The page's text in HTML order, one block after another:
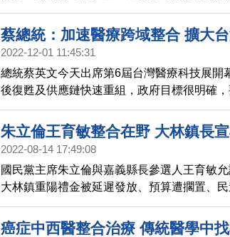
成七，不少市民認為侯友宜應該辭掉市長，
在，不僅國民黨內出現換侯聲音，鴻海創辦人
參選，讓侯友宜選情是雪上加霜。
蔡總統：加速醫療跨域整合 擴大
2022-12-01 11:45:31
總統蔡英文今天出席第6屆台灣醫療科技展開
後復甦及供應鏈快速重組，政府目標很明確
整合，持續擴大台灣健康產業優勢，為市場
朱立倫王育敏整合在野 大林鎮長
2022-08-14 17:49:08
國民黨主席朱立倫與嘉義縣長參選人王育敏
大林鎮重陽禮金被延遲發放、預算遭擱置、
等事訴諸選戰中，簡答應退選嘉義縣長，朱
癌症中西醫整合治療 傳統醫學中